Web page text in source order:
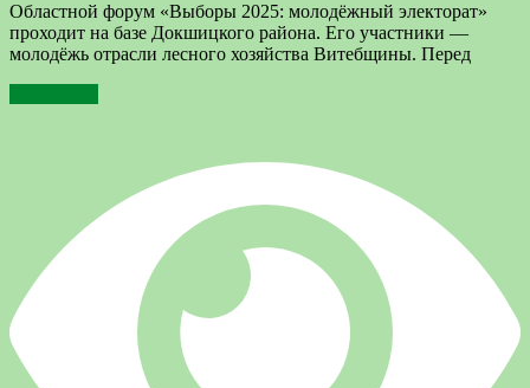
Областной форум «Выборы 2025: молодёжный электорат»
проходит на базе Докшицкого района. Его участники —
молодёжь отрасли лесного хозяйства Витебщины. Перед